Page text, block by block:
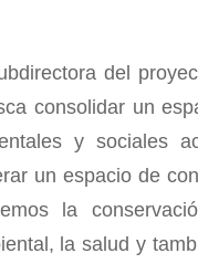
del
consolidar un
y sociales
un espacio de
la
la salud y